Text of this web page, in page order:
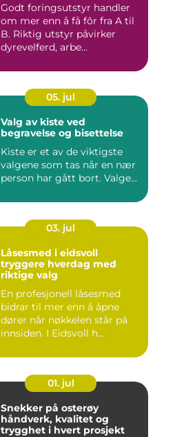
Godt foringsutstyr handler
om mer enn å få fôr fra A til
B. Riktig utstyr påvirker
dyrevelferd, arbe...
05. jul
Valg av kiste ved
begravelse og bisettelse
Kiste er et av de viktigste
valgene som tas når en nær
person har gått bort. Valge...
03. jul
Låsesmed i eidsvoll
tryggere hverdag med
riktige valg
En profesjonell låsesmed
bidrar til mer enn å åpne
dører når nøkkelen står på
innsiden. I Eidsvoll h...
01. jul
Snekker på osterøy
håndverk, kvalitet og
trygghet i hvert prosjekt